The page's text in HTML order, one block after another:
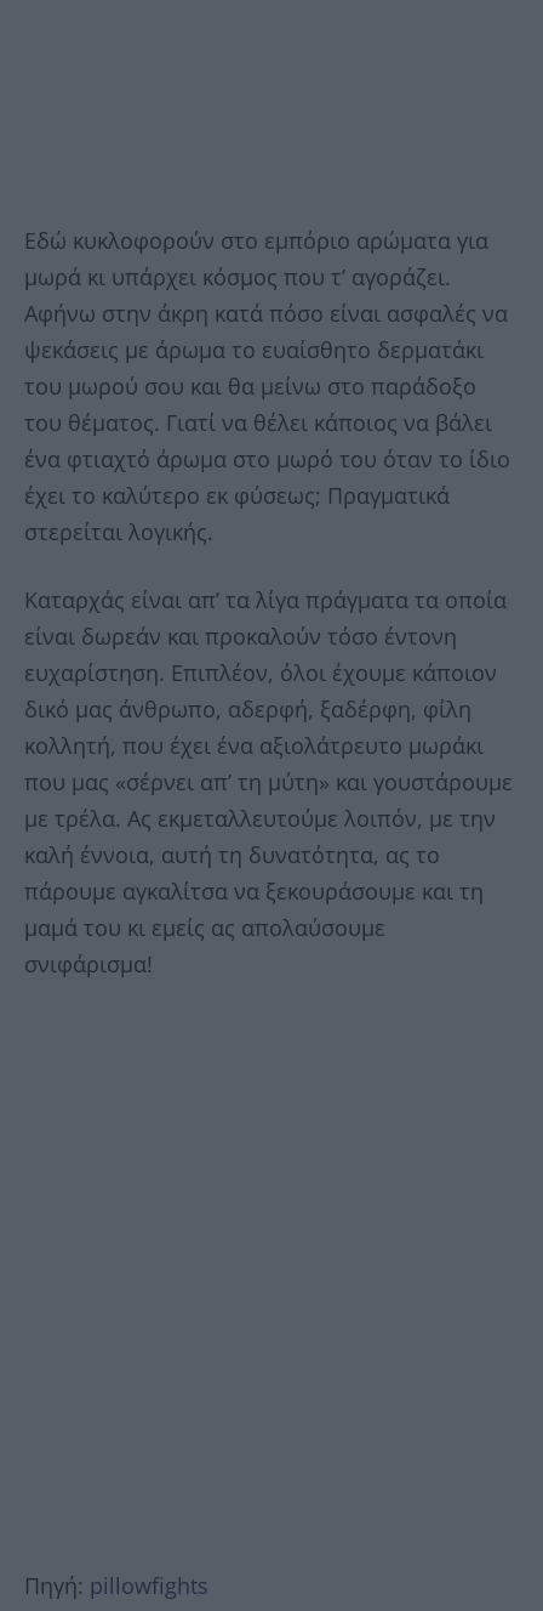
Εδώ κυκλοφορούν στο εμπόριο αρώματα για
μωρά κι υπάρχει κόσμος που τ’ αγοράζει.
Αφήνω στην άκρη κατά πόσο είναι ασφαλές να
ψεκάσεις με άρωμα το ευαίσθητο δερματάκι
του μωρού σου και θα μείνω στο παράδοξο
του θέματος. Γιατί να θέλει κάποιος να βάλει
ένα φτιαχτό άρωμα στο μωρό του όταν το ίδιο
έχει το καλύτερο εκ φύσεως; Πραγματικά
στερείται λογικής.
Καταρχάς είναι απ’ τα λίγα πράγματα τα οποία
είναι δωρεάν και προκαλούν τόσο έντονη
ευχαρίστηση. Επιπλέον, όλοι έχουμε κάποιον
δικό μας άνθρωπο, αδερφή, ξαδέρφη, φίλη
κολλητή, που έχει ένα αξιολάτρευτο μωράκι
που μας «σέρνει απ’ τη μύτη» και γουστάρουμε
με τρέλα. Ας εκμεταλλευτούμε λοιπόν, με την
καλή έννοια, αυτή τη δυνατότητα, ας το
πάρουμε αγκαλίτσα να ξεκουράσουμε και τη
μαμά του κι εμείς ας απολαύσουμε
σνιφάρισμα!
Πηγή: pillowfights